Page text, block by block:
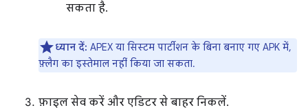
सकता है.
ध्यान दें: APEX या सिस्टम पार्टीशन के बिना बनाए गए APK में,
फ़्लैग का इस्तेमाल नहीं किया जा सकता.
फ़ाइल सेव करें और एडिटर से बाहर निकलें.